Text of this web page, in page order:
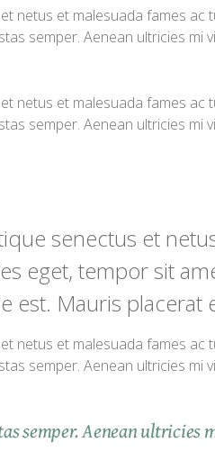
netus et malesuada fames
semper. Aenean ultricies mi
netus et malesuada fames
semper. Aenean ultricies mi
senectus et
eget, tempor sit
est. Mauris placerat
netus et malesuada fames
semper. Aenean ultricies mi
semper. Aenean